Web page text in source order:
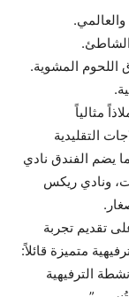
الشاطئ.
اللحوم المشوية.
مثالياً
التقليدية
يضم الفندق نادي
ونادي ريكس
تقديم تجربة
متميزة قائلاً:
الترفيهية